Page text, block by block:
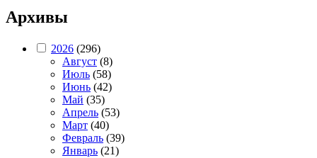
Архивы
2026 (296)
Август (8)
Июль (58)
Июнь (42)
Май (35)
Апрель (53)
Март (40)
Февраль (39)
Январь (21)